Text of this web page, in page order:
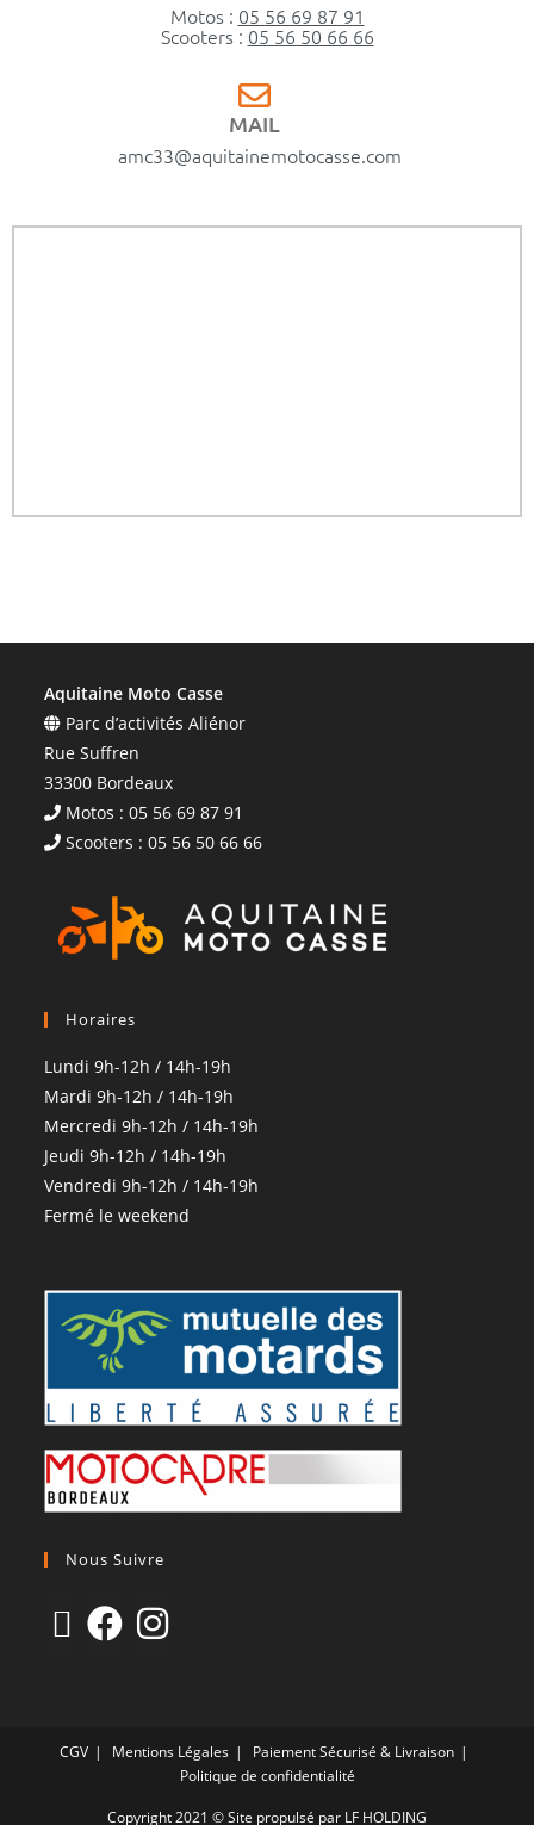
Motos : 05 56 69 87 91
Scooters : 05 56 50 66 66
MAIL
amc33@aquitainemotocasse.com
Aquitaine Moto Casse
Parc d’activités Aliénor
Rue Suffren
33300 Bordeaux
Motos : 05 56 69 87 91
Scooters : 05 56 50 66 66
Horaires
Lundi 9h-12h / 14h-19h
Mardi 9h-12h / 14h-19h
Mercredi 9h-12h / 14h-19h
Jeudi 9h-12h / 14h-19h
Vendredi 9h-12h / 14h-19h
Fermé le weekend
Nous Suivre
CGV Mentions Légales
Paiement Sécurisé & Livraison
Politique de confidentialité
Copyright 2021 © Site propulsé par LF HOLDING